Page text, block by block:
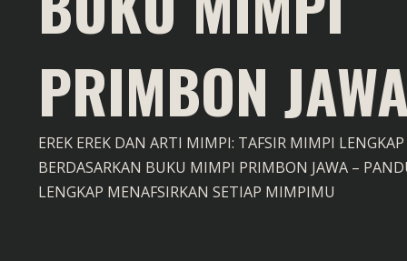
PRIMBON JAWA
EREK EREK DAN ARTI MIMPI: TAFSIR MIMPI LENGKAP
BERDASARKAN BUKU MIMPI PRIMBON JAWA –
LENGKAP MENAFSIRKAN SETIAP MIMPIMU